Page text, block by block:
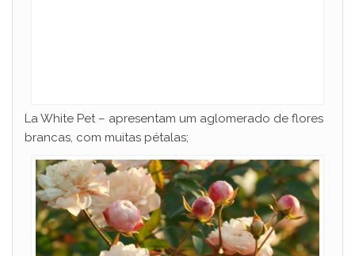
La White Pet – apresentam um aglomerado de flores
brancas, com muitas pétalas;